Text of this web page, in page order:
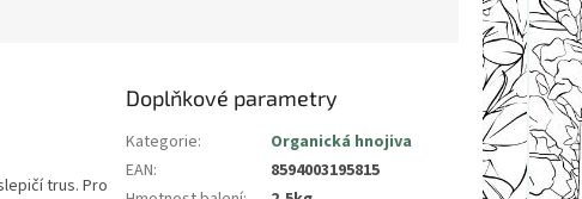
trus. Pro
Doplňkové parametry
Kategorie:
Organická hnojiva
EAN:
8594003195815